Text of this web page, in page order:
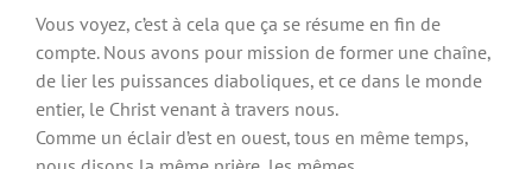
Vous voyez, c’est à cela que ça se résume en fin de
compte. Nous avons pour mission de former une chaîne,
de lier les puissances diaboliques, et ce dans le monde
entier, le Christ venant à travers nous.
Comme un éclair d’est en ouest, tous en même temps,